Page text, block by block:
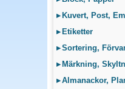
▸ Kuvert, Post,
▸ Etiketter
▸Sortering,
▸ Märkning,
▸Almanackor,